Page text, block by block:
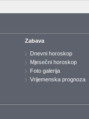
Zabava
Dnevni horoskop
Mjesečni horoskop
Foto galerija
Vrijemenska prognoza